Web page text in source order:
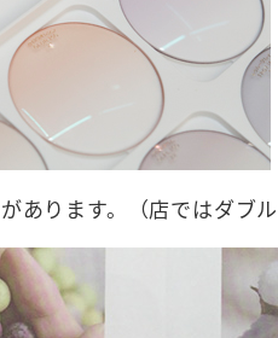
があります。（店ではダブ